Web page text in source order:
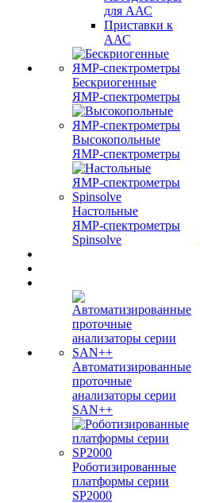
для ААС
Приставки к
ААС
Бескриогенные
ЯМР‑спектрометры
Высокопольные
ЯМР‑спектрометры
Настольные
ЯМР‑спектрометры
Spinsolve
Автоматизированные
проточные
анализаторы серии
SAN++
Роботизированные
платформы серии
SP2000